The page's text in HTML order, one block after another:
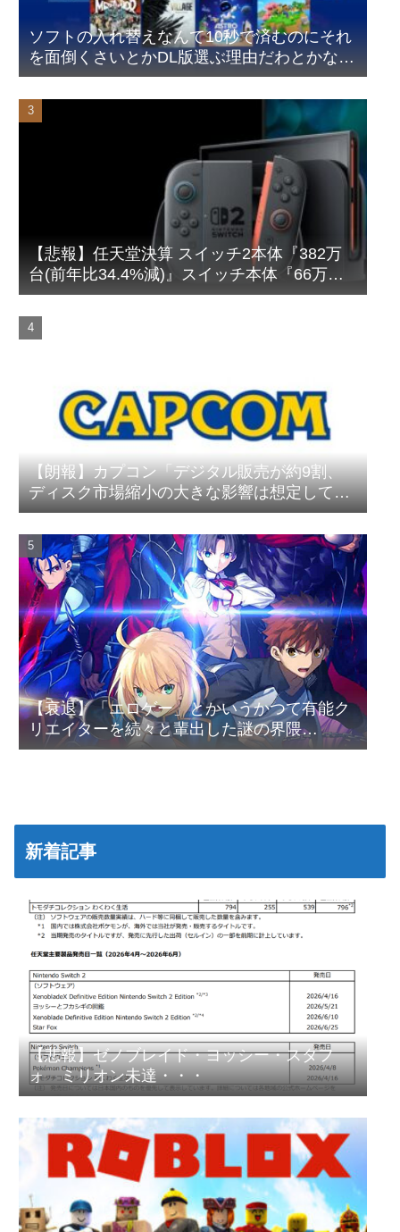
【画像】ワイのS&P500、逝くｗ
【悲報】観光客「やっぱり本場のジンギスカンは美味い！」道民
ワイ「ぷっwwww」
【衝撃】ハンターハンター、とんでもねえ伏線が発掘される。ク
ルタ族の虐殺犯人がツェリードニヒだった模様！
【ウマ娘】わたしの全力受け止めて♡ ←「またへんないきものが
ソフトの入れ替えなんて10秒で済むのにそれ
を面倒くさいとかDL版選ぶ理由だわとかなん
なんアホなのか
【悲報】任天堂決算 スイッチ2本体『382万
台(前年比34.4%減)』スイッチ本体『66万台
(前年比31.8%減)』
【朗報】カプコン「デジタル販売が約9割、
ディスク市場縮小の大きな影響は想定してい
ない」
【衰退】「エロゲー」とかいうかつて有能ク
リエイターを続々と輩出した謎の界隈
wwwww
新着記事
【悲報】ゼノブレイド・ヨッシー・スタフ
ォ ミリオン未達・・・